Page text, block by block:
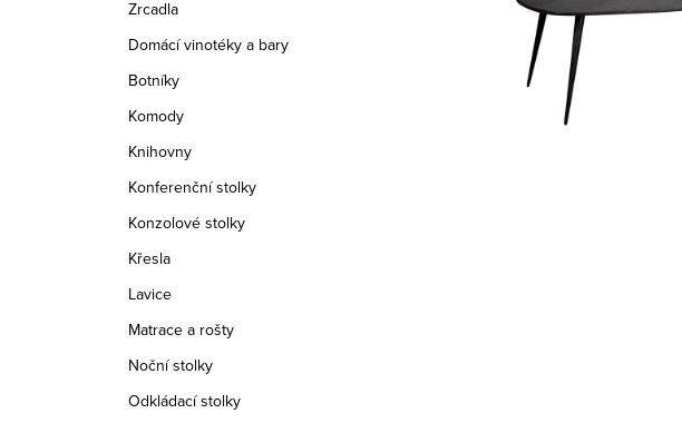
Zrcadla
Domácí vinotéky a bary
Botníky
Komody
Knihovny
Konferenční stolky
Konzolové stolky
Křesla
Lavice
Matrace a rošty
Noční stolky
Odkládací stolky